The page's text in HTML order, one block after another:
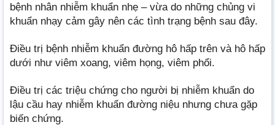
bệnh nhân nhiễm khuẩn nhẹ – vừa do những chủng vi
khuẩn nhạy cảm gây nên các tình trạng bệnh sau đây.
Điều trị bệnh nhiễm khuẩn đường hô hấp trên và hô hấp
dưới như viêm xoang, viêm họng, viêm phổi.
Điều trị các triệu chứng cho người bị nhiễm khuẩn do
lậu cầu hay nhiễm khuẩn đường niệu nhưng chưa gặp
biến chứng.